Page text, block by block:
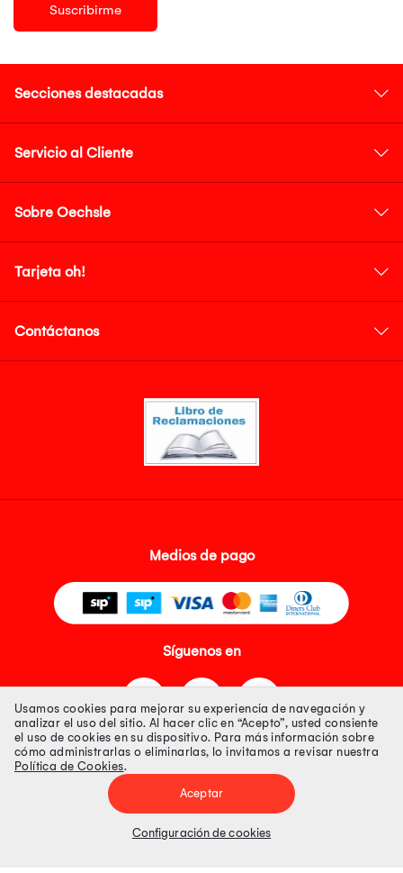
Suscribirme
Secciones destacadas
Servicio al Cliente
Sobre Oechsle
Tarjeta oh!
Contáctanos
Medios de pago
Síguenos en
Tienda 100% Segura
Tiendas Peruanas S.A. R.U.C. Nº 20493020618. Todos los derechos
Precios disponibles solo en www.oechsle.pe. Precios online publicados
Usamos cookies para mejorar su experiencia de navegación y
analizar el uso del sitio. Al hacer clic en “Acepto”, usted consiente
el uso de cookies en su dispositivo. Para más información sobre
cómo administrarlas o eliminarlas, lo invitamos a revisar nuestra
Política de Cookies.
Aceptar
Configuración de cookies